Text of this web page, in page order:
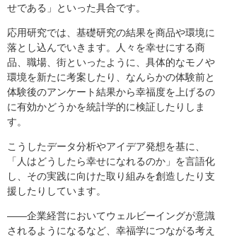
せである」といった具合です。
応用研究では、基礎研究の結果を商品や環境に
落とし込んでいきます。人々を幸せにする商
品、職場、街といったように、具体的なモノや
環境を新たに考案したり、なんらかの体験前と
体験後のアンケート結果から幸福度を上げるの
に有効かどうかを統計学的に検証したりしま
す。
こうしたデータ分析やアイデア発想を基に、
「人はどうしたら幸せになれるのか」を言語化
し、その実践に向けた取り組みを創造したり支
援したりしています。
――企業経営においてウェルビーイングが意識
されるようになるなど、幸福学につながる考え